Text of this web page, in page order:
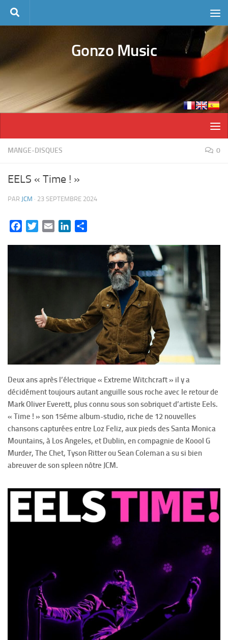
Skip to content
Gonzo Music
MANGE-DISQUES 0
EELS « Time ! »
PAR JCM · 23 SEPTEMBRE 2024
FacebookTwitterEmail LinkedIn
Deux ans après l’électrique « Extreme Witchcraft » il y a
décidément toujours autant anguille sous roche avec le retour de
Mark Oliver Everett, plus connu sous son sobriquet d’artiste Eels.
« Time ! » son 15éme album-studio, riche de 12 nouvelles
chansons capturées entre Loz Feliz, aux pieds des Santa Monica
Mountains, à Los Angeles, et Dublin, en compagnie de Koool G
Murder, The Chet, Tyson Ritter ou Sean Coleman a su si bien
abreuver de son spleen nôtre JCM.